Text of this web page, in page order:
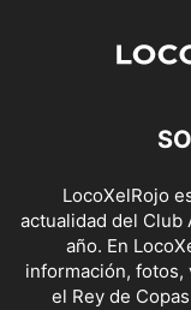
LocoXelRojo
actualidad del
año. En
información, fotos,
el Rey de